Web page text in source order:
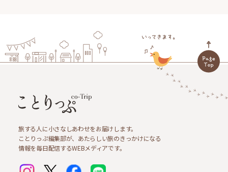
旅する人に小さなしあわせをお届けします。
ことりっぷ編集部が、あたらしい旅のきっかけになる
情報を毎日配信するWEBメディアです。